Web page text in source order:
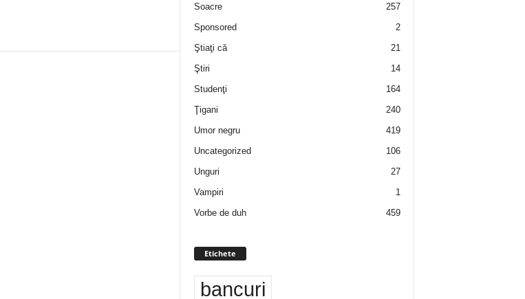
Soacre
257
Sponsored
2
Ştiaţi că
21
Ştiri
14
Studenţi
164
Ţigani
240
Umor negru
419
Uncategorized
106
Unguri
27
Vampiri
1
Vorbe de duh
459
Etichete
bancuri